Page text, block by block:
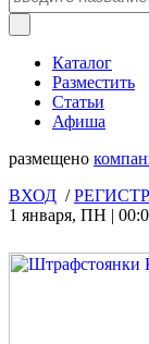
Каталог
Разместить
Статьи
Афиша
размещено
ВХОД /
1 января, ПН |